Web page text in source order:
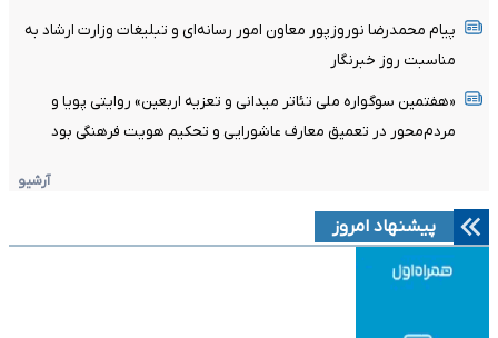
پیام محمدرضا نوروزپور معاون امور رسانه‌ای و تبلیغات وزارت ارشاد به
مناسبت روز خبرنگار
«هفتمین سوگواره ملی تئاتر میدانی و تعزیه اربعین» روایتی پویا و
مردم‌محور در تعمیق معارف عاشورایی و تحکیم هویت فرهنگی بود
آرشیو
پیشنهاد امروز